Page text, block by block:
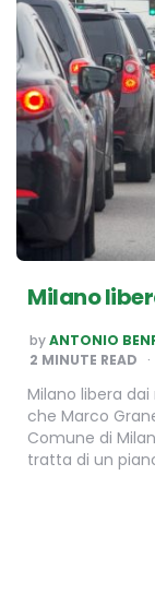
Milano
POSTED
BY
byANTONIO
2 MINUTE READ
Milano libera
che Marco
Comune di
tratta di un